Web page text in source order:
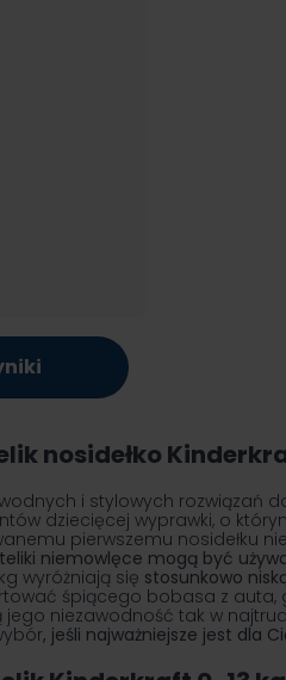
nosidełko
i stylowych rozwiązań
dziecięcej wyprawki, o
pierwszemu nosidełku
niemowlęce mogą być
wyróżniają się stosunkowo
śpiącego bobasa z auta,
jego niezawodność tak w
, jeśli najważniejsze jest dla